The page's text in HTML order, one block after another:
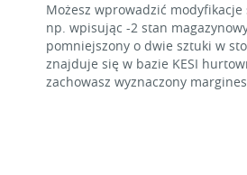
Możesz wprowadzić
np. wpisując -2 stan
pomniejszony o dwie sztuki w
znajduje się w bazie KESI
zachowasz wyznaczony